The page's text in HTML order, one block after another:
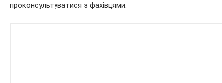
проконсультуватися з фахівцями.